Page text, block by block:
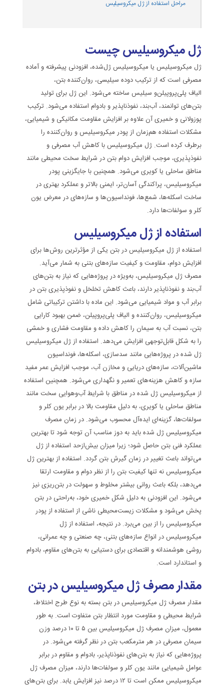
مراحل استفاده از ژل میکروسیلیس
ژل میکروسیلیس چیست
ژل میکروسیلیس یا میکروسیلیس ژل‌شده، افزودنی پیشرفته و آماده
مصرفی است که از ترکیب دوده سیلیسی، روان‌کننده بتن،
الیاف پلی‌پروپیلنو سیلیس ساخته می‌شود. این ژل برای تولید
بتن‌های توانمند، آب‌بند، نفوذناپذیر و بادوام استفاده می‌شود. ترکیب
پوزولانی و خمیری آن علاوه بر افزایش مقاومت مکانیکی و شیمیایی،
مشکلات استفاده هم‌زمان از پودر میکروسیلیس و روان‌کننده را
برطرف کرده است. ژل میکروسیلیس با کاهش آب مصرفی و
نفوذپذیری، موجب افزایش دوام بتن در شرایط سخت محیطی مانند
مناطق ساحلی یا کویری می‌شود. همچنین با جایگزینی پودر
میکروسیلیس، پراکندگی آسان‌تر، ایمنی بالاتر و عملکرد بهتری در
ساخت اسکله‌ها، شمع‌ها، فونداسیون‌ها و سازه‌های در معرض یون
کلر و سولفات‌ها دارد.
استفاده از ژل میکروسیلیس
استفاده از ژل میکروسیلیس در بتن یکی از مؤثرترین روش‌ها برای
افزایش دوام، مقاومت و کیفیت سازه‌های بتنی به شمار می‌آید.
مصرف ژل میکروسیلیس، به‌ویژه در پروژه‌هایی که نیاز به بتن‌های
آب‌بند و نفوذناپذیر دارند، باعث کاهش تخلخل و نفوذپذیری بتن در
برابر آب و مواد شیمیایی می‌شود. این ماده با داشتن ترکیباتی شامل
میکروسیلیس، روان‌کننده و الیاف پلی‌پروپیلن، ضمن بهبود کارایی
بتن، نسبت آب به سیمان را کاهش داده و مقاومت فشاری و خمشی
را به شکل قابل‌توجهی افزایش می‌دهد. استفاده از ژل میکروسیلیس
ژل شده در پروژه‌هایی مانند سدسازی، اسکله‌ها، فونداسیون
ماشین‌آلات، سازه‌های دریایی و مخازن آب، موجب افزایش عمر مفید
سازه و کاهش هزینه‌های تعمیر و نگهداری می‌شود. همچنین استفاده
از میکروسیلیس ژل شده در مناطق با شرایط آب‌و‌هوایی سخت مانند
مناطق ساحلی یا کویری، به دلیل مقاومت بالا در برابر یون کلر و
سولفات‌ها، گزینه‌ای ایده‌آل محسوب می‌شود. در زمان مصرف
میکروسیلیس ژل شده باید به دوز مناسب آن توجه شود تا بهترین
عملکرد فنی بتن حاصل شود؛ زیرا میزان بیش‌ازحد استفاده از ژل
می‌تواند باعث تغییر در زمان گیرش بتن گردد. استفاده از بهترین ژل
میکروسیلیس نه تنها کیفیت بتن را از نظر دوام و مقاومت ارتقا
می‌دهد، بلکه باعث روانی بیشتر مخلوط و سهولت در بتن‌ریزی نیز
می‌شود. این افزودنی به دلیل شکل خمیری خود، به‌راحتی در بتن
پخش می‌شود و مشکلات زیست‌محیطی ناشی از استفاده از پودر
میکروسیلیس را از بین می‌برد. در نتیجه، استفاده از ژل
میکروسیلیس در انواع سازه‌های بتنی، چه صنعتی و چه عمرانی،
روشی هوشمندانه و اقتصادی برای دستیابی به بتن‌های مقاوم، بادوام
و استاندارد است.
مقدار مصرف ژل میکروسیلیس در بتن
مقدار مصرف ژل میکروسیلیس در بتن بسته به نوع طرح اختلاط،
شرایط محیطی و مقاومت مورد انتظار بتن متفاوت است. به طور
معمول، میزان مصرف ژل میکروسیلیس بین ۵ تا ۱۰ درصد وزن
سیمان مصرفی در هر مترمکعب بتن در نظر گرفته می‌شود. در
پروژه‌هایی که نیاز به بتن‌های نفوذناپذیر، بادوام و مقاوم در برابر
عوامل شیمیایی مانند یون کلر و سولفات‌ها دارند، میزان مصرف ژل
میکروسیلیس ممکن است تا ۱۲ درصد نیز افزایش یابد. برای بتن‌های